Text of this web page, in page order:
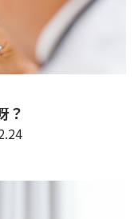
？